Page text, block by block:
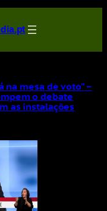
na mesa de voto” –
o debate
as instalações